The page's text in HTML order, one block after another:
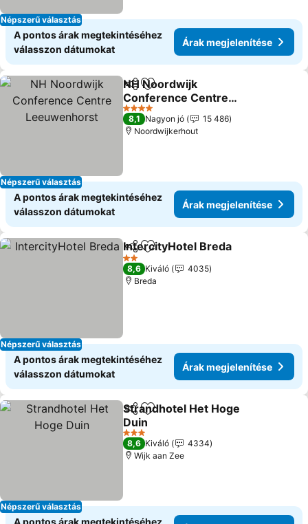
Népszerű választás
A pontos árak megtekintéséhez
válasszon dátumokat
Árak megjelenítése
Népszerű választás
Megosztás
Hozzáadás a kedvencekhez
NH Noordwijk
Conference Centre
Leeuwenhorst
Árak megjelenítése
4 Kategória
8,1 Nagyon jó
15 486
Noordwijkerhout
A pontos árak megtekintéséhez
válasszon dátumokat
Árak megjelenítése
Népszerű választás
Megosztás
Hozzáadás a kedvencekhez
IntercityHotel Breda
2 Kategória
8,6 Kiváló
4035
Breda
A pontos árak megtekintéséhez
válasszon dátumokat
Árak megjelenítése
Népszerű választás
Megosztás
Hozzáadás a kedvencekhez
Strandhotel Het Hoge
Duin
Árak megjelenítése
3 Kategória
8,6 Kiváló
4334
Wijk aan Zee
A pontos árak megtekintéséhez